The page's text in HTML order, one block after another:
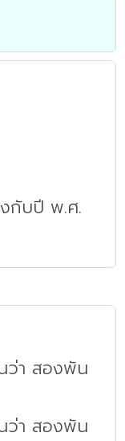
กับปี พ.ศ.
ว่า สองพัน
ว่า สองพัน